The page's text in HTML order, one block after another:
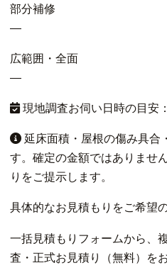
部分補修
—
広範囲・全面
—
現地調査お伺い日時の目安：
延床面積・屋根の傷み具合
す。確定の金額ではありませ
りをご提示します。
具体的なお見積もりをご希望
一括見積もりフォームから、
査・正式お見積り（無料）を